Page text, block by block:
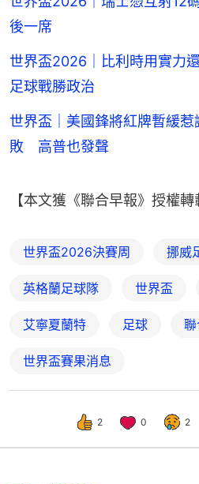
後一席
世界盃2026｜比利時用實力
足球戰勝政治
世界盃｜美國鋒將紅牌暫緩
敗 高普也發聲
【本文獲《聯合早報》授權轉
世界盃2026決賽周 挪威
英格蘭足球隊 世界盃
艾寧夏蘭特 足球
世界盃賽果消息
2 0 2